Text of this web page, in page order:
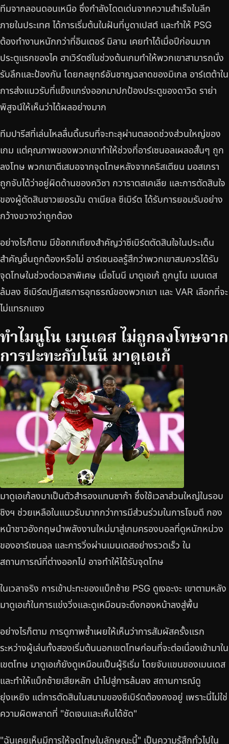
ทีมจากลอนดอนเหนือ ซึ่งกำลังโดดเด่นจากความสำเร็จในลีก
ภายในประเทศ ได้การเริ่มต้นในฝันที่บูดาเปสต์ และทำให้ PSG
ต้องทำงานหนักกว่าที่อินเตอร์ มิลาน เคยทำได้เมื่อปีก่อนมาก
ประตูแรกของไค ฮาเวิร์ตซ์ในช่วงต้นเกมทำให้พวกเขาสามารถนั่ง
รับลึกและป้องกัน โดยกลยุทธ์อันชาญฉลาดของมิเกล อาร์เตต้าใน
การส่งแนวรับที่แข็งแกร่งออกมาปกป้องประตูของดาวิด ราย่า
พิสูจน์ให้เห็นว่าได้ผลอย่างมาก
ทีมปารีสที่เล่นไหลลื่นดิ้นรนที่จะทะลุผ่านตลอดช่วงส่วนใหญ่ของ
เกม แต่คุณภาพของพวกเขาทำให้ช่วงที่อาร์เซนอลเผลอสั้นๆ ถูก
ลงโทษ พวกเขาตีเสมอจากจุดโทษหลังจากคริสเตียน มอสเกรา
ถูกจับได้ว่าอยู่ผิดด้านของควิชา กวาราตสเคเลีย และการตัดสินใจ
ของผู้ตัดสินชาวเยอรมัน ดาเนียล ซีเบิร์ต ได้รับการยอมรับอย่าง
กว้างขวางว่าถูกต้อง
อย่างไรก็ตาม มีข้อถกเถียงสำคัญว่าซีเบิร์ตตัดสินใจในประเด็น
สำคัญอื่นถูกต้องหรือไม่ อาร์เซนอลรู้สึกว่าพวกเขาสมควรได้รับ
จุดโทษในช่วงต่อเวลาพิเศษ เมื่อโนนี มาดูเอเก้ ถูกนูโน เมนเดส
ล้มลง ซีเบิร์ตปฏิเสธการอุทธรณ์ของพวกเขา และ VAR เลือกที่จะ
ไม่แทรกแซง
ทำไมนูโน เมนเดส ไม่ถูกลงโทษจาก
การปะทะกับโนนี มาดูเอเก้
มาดูเอเก้ลงมาเป็นตัวสำรองแทนซาก้า ซึ่งใช้เวลาส่วนใหญ่ในรอบ
ชิงฯ ช่วยเหลือในแนวรับมากกว่าการมีส่วนร่วมในการโจมตี กอง
หน้าชาวอังกฤษนำพลังงานใหม่มาสู่เกมครองบอลที่ดูหนักหน่วง
ของอาร์เซนอล และการวิ่งผ่านเมนเดสอย่างรวดเร็ว ใน
สถานการณ์ที่ต่างออกไป อาจทำให้ได้รับจุดโทษ
ในเวลาจริง การเข้าปะทะของแบ็กซ้าย PSG ดูเงอะงะ เขาตามหลัง
มาดูเอเก้ในการแข่งวิ่งและดูเหมือนจะดึงกองหน้าลงสู่พื้น
อย่างไรก็ตาม การดูภาพซ้ำเผยให้เห็นว่าการสัมผัสครั้งแรก
ระหว่างผู้เล่นทั้งสองเริ่มต้นนอกเขตโทษก่อนที่จะต่อเนื่องเข้ามาใน
เขตโทษ มาดูเอเก้ยังดูเหมือนเป็นผู้ริเริ่ม โดยจับแขนของเมนเดส
และทำให้แบ็กซ้ายเสียหลัก นำไปสู่การล้มลง สถานการณ์ดู
ยุ่งเหยิง แต่การตัดสินในสนามของซีเบิร์ตต้องคงอยู่ เพราะนี่ไม่ใช่
ความผิดพลาดที่ "ชัดเจนและเห็นได้ชัด"
"ฉันเคยเห็นมีการให้จุดโทษในลักษณะนี้" เป็นความรู้สึกทั่วไปใน